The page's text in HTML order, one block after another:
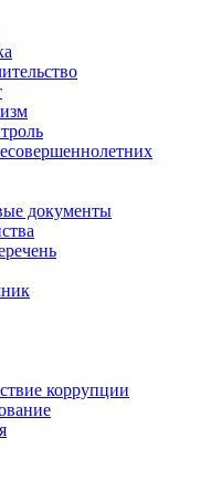
документы
коррупции